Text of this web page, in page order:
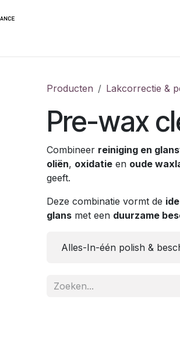
Producten Lakcorrectie &
Pre-wax
Combineer reiniging en
oliën, oxidatie en oude
geeft.
Deze combinatie vormt de
glans met een duurzame
Alles-In-één polish &